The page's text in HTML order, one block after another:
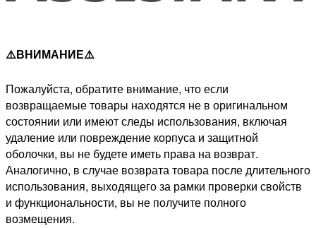
⚠️ВНИМАНИЕ⚠️
Пожалуйста, обратите внимание, что если
возвращаемые товары находятся не в оригинальном
состоянии или имеют следы использования, включая
удаление или повреждение корпуса и защитной
оболочки, вы не будете иметь права на возврат.
Аналогично, в случае возврата товара после длительного
использования, выходящего за рамки проверки свойств
и функциональности, вы не получите полного
возмещения.